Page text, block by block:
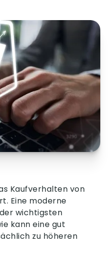
Kaufverhalten von
Eine moderne
wichtigsten
kann eine gut
zu höheren